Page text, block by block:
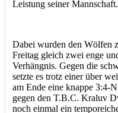
Leistung seiner Mannschaft.
Dabei wurden den Wölfen
Freitag gleich zwei enge
Verhängnis. Gegen die
setzte es trotz einer über
am Ende eine knappe 3:4-
gegen den T.B.C. Kraluv
noch einmal ein